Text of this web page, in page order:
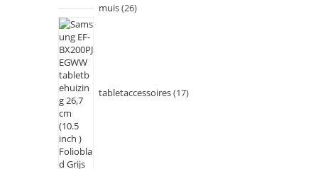
muis 26
tabletaccessoires 17